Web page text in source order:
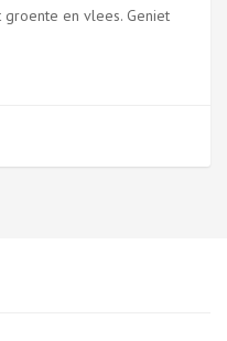
en vlees. Geniet